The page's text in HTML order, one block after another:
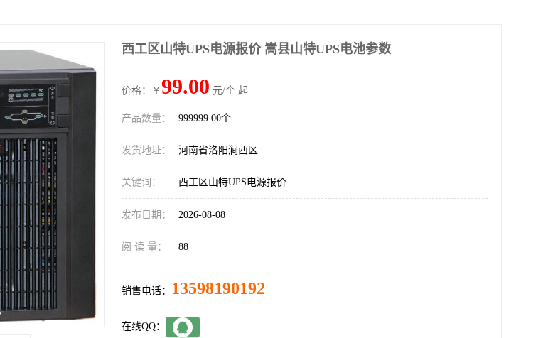
西工区山特UPS电源报价 嵩县山特UPS电池参数
价格：￥ 99.00 元/个 起
产品数量： 999999.00个
发货地址： 河南省洛阳涧西区
关键词： 西工区山特UPS电源报价
发布日期： 2026-08-08
阅 读 量： 88
销售电话： 13598190192
在线QQ：